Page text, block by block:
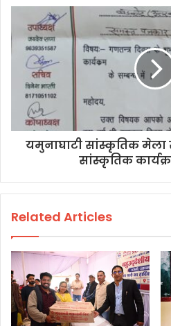
यमुनाघाटी सांस्कृतिक मेला
सांस्कृतिक
Related Articles